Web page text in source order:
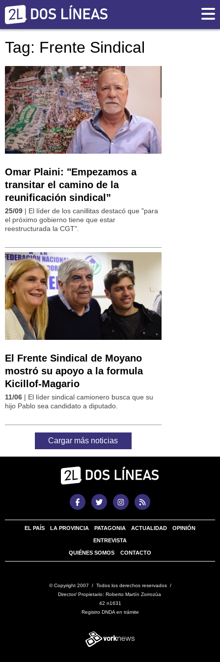
Tag: Frente Sindical
Omar Plaini: "Empezamos a
transitar el camino de la
reunificación sindical”
25/09 | El líder de los canillitas destacó que "para
el próximo gobierno tiene que estar
reestructurada la CGT".
El Frente Sindical de Moyano
mostró su apoyo a la formula
Kicillof-Magario
11/06 | El líder sindical camionero busca que su
hijo Pablo sea candidato a diputado.
Cargar más noticias
EL PAÍS LA PROVINCIA PATAGONIA ACTUALIDAD OPINIÓN
ENTREVISTA
QUIÉNES SOMOS CONTACTO
© Copyright 2007 / Todos los derechos reservados /
Director/ Propietario: Roberto Martín Zorrozúa
42 n1631
Registro DNDA en trámite